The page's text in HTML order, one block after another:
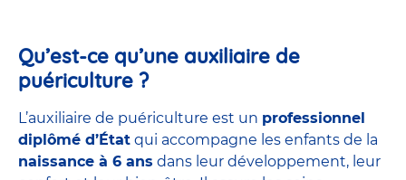
Qu’est-ce qu’une auxiliaire de
puériculture ?
L’auxiliaire de puériculture est un professionnel
diplômé d’État qui accompagne les enfants de la
naissance à 6 ans dans leur développement, leur